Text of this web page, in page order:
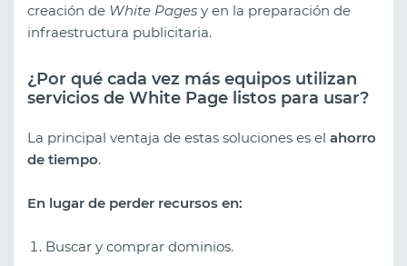
creación de White Pages y en la preparación de
infraestructura publicitaria.
¿Por qué cada vez más equipos utilizan
servicios de White Page listos para usar?
La principal ventaja de estas soluciones es el ahorro
de tiempo.
En lugar de perder recursos en:
Buscar y comprar dominios.